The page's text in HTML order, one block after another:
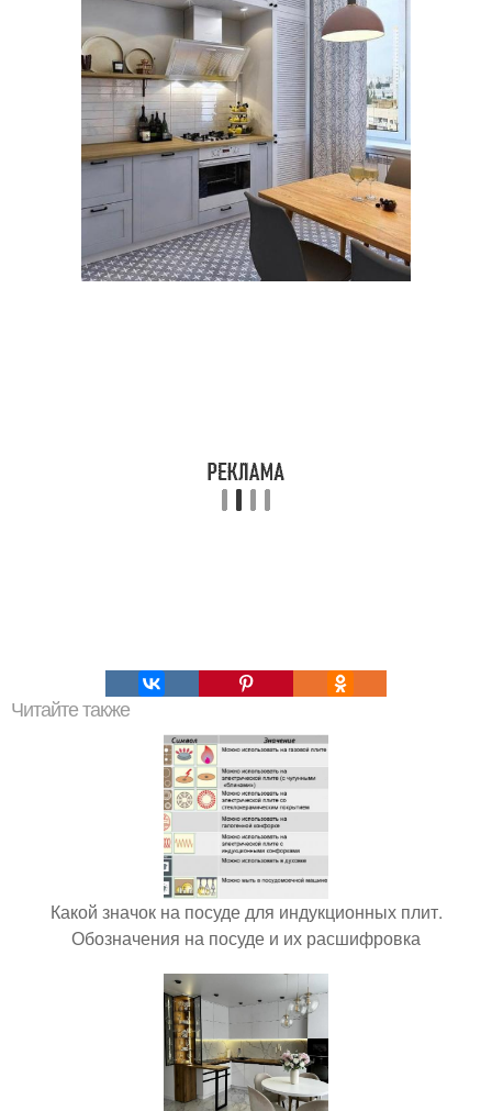
Читайте также
Какой значок на посуде для индукционных плит.
Обозначения на посуде и их расшифровка